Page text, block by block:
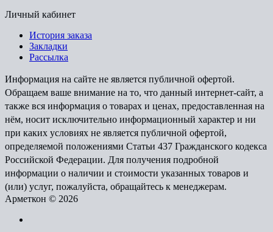
Личный кабинет
История заказа
Закладки
Рассылка
Информация на сайте не является публичной офертой.
Обращаем ваше внимание на то, что данный интернет-сайт, а
также вся информация о товарах и ценах, предоставленная на
нём, носит исключительно информационный характер и ни
при каких условиях не является публичной офертой,
определяемой положениями Статьи 437 Гражданского кодекса
Российской Федерации. Для получения подробной
информации о наличии и стоимости указанных товаров и
(или) услуг, пожалуйста, обращайтесь к менеджерам.
Арметкон © 2026